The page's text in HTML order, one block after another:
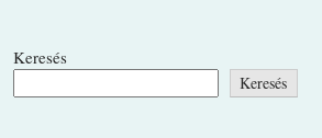
Keresés
Keresés